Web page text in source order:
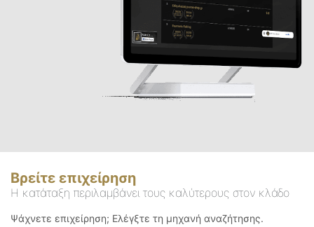
Βρείτε επιχείρηση
Η κατάταξη περιλαμβάνει τους καλύτερους στον κλάδο
Ψάχνετε επιχείρηση; Ελέγξτε τη μηχανή αναζήτησης.